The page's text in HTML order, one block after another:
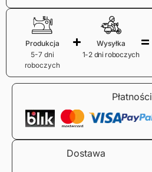
Produkcja
5-7 dni
roboczych
Wysyłka
1-2 dni roboczych
Płatności
Dostawa